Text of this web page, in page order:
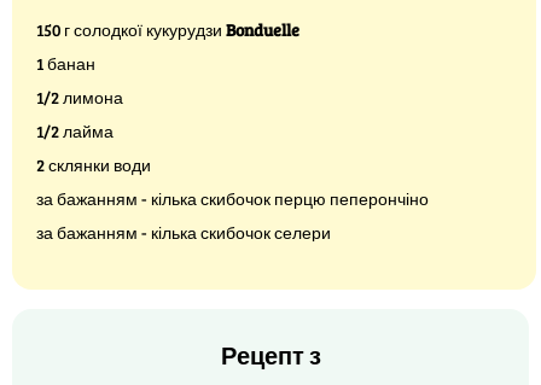
150 г солодкої кукурудзи Bonduelle
1 банан
1/2 лимона
1/2 лайма
2 склянки води
за бажанням - кілька скибочок перцю пеперончіно
за бажанням - кілька скибочок селери
Рецепт з